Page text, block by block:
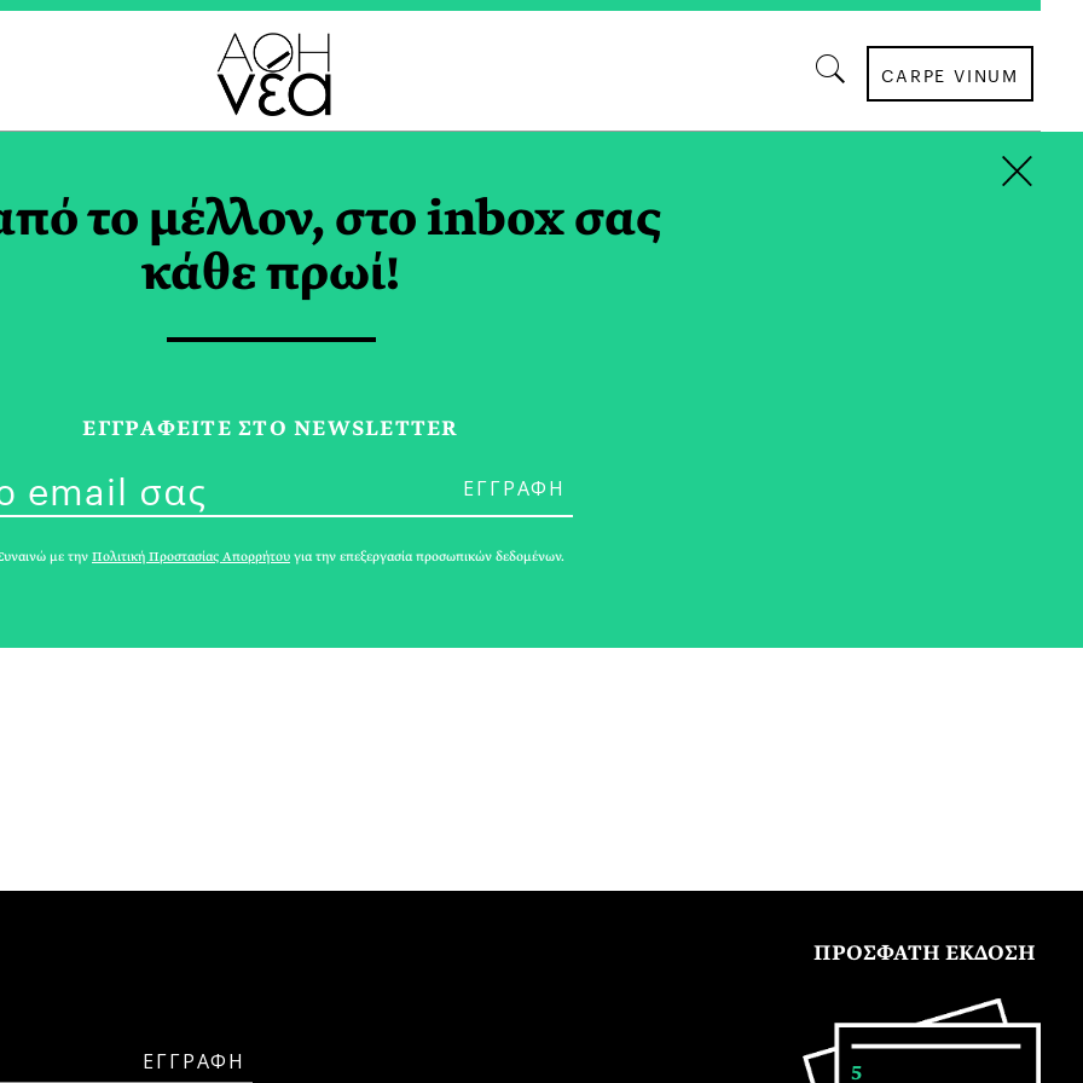
CARPE VINUM
ΔΑΣΟΣ ΦΡΑΚΤΟΥ TAG
La Griglia Da Routsis: Γαστρονομικό
Ταξίδι στην Καρδιά της Δράμας
ΛΕΥΘΕΡΗΣ ΠΛΑΚΙΔΑΣ
ΠΡΟΣΦΑΤΗ ΕΚΔΟΣΗ
5
το μέλλον, στο inbox σας
κάθε πρωί!
ΕΓΓPΑΦΕΙΤΕ ΣΤΟ NEWSLETTER
με τηνΠολιτική Προστασίας Απορρήτου για την επεξεργασία προσωπικών δεδομένων.
×